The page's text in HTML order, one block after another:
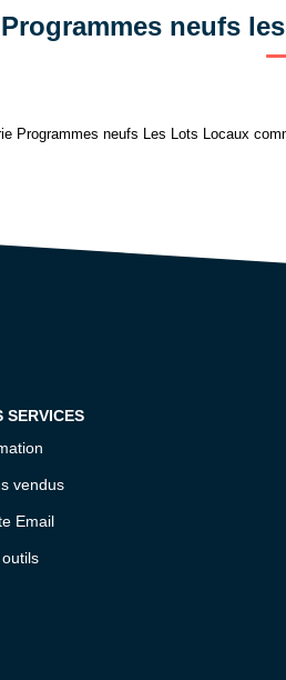
Programmes neufs
Programmes neufs Les Lots Locaux
SERVICES
vendus
Email